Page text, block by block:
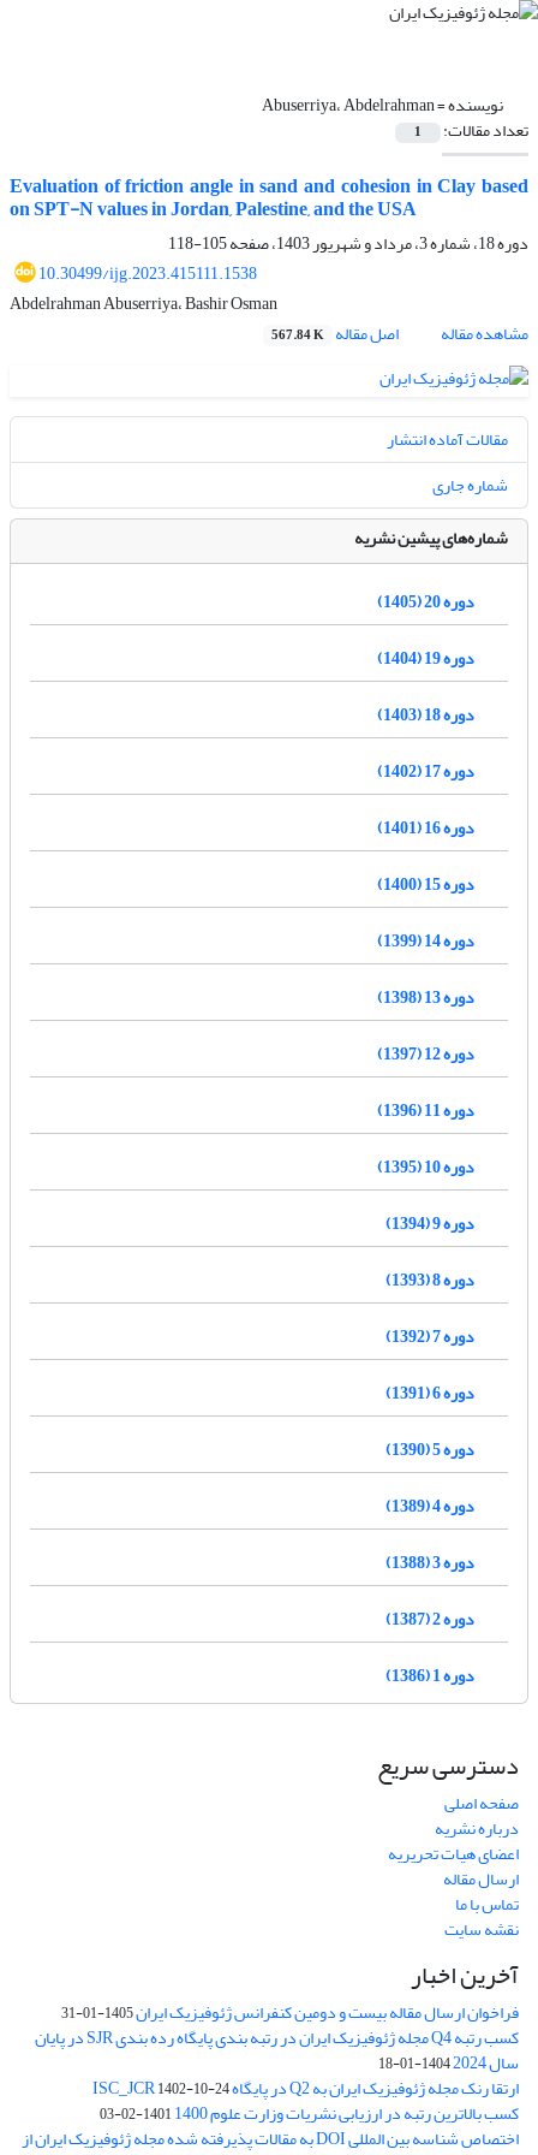
نویسنده =Abuserriya، Abdelrahman
تعداد مقالات: 1
Evaluation of friction angle in sand and cohesion in Clay based
on SPT-N values in Jordan, Palestine, and the USA
دوره 18، شماره 3، مرداد و شهریور 1403، صفحه
105-118
10.30499/ijg.2023.415111.1538
Abdelrahman Abuserriya، Bashir Osman
مشاهده مقاله
اصل مقاله 567.84 K
مقالات آماده انتشار
شماره جاری
شماره‌های پیشین نشریه
دوره 20 (1405)
دوره 19 (1404)
دوره 18 (1403)
دوره 17 (1402)
دوره 16 (1401)
دوره 15 (1400)
دوره 14 (1399)
دوره 13 (1398)
دوره 12 (1397)
دوره 11 (1396)
دوره 10 (1395)
دوره 9 (1394)
دوره 8 (1393)
دوره 7 (1392)
دوره 6 (1391)
دوره 5 (1390)
دوره 4 (1389)
دوره 3 (1388)
دوره 2 (1387)
دوره 1 (1386)
دسترسی سریع
صفحه اصلی
درباره نشریه
اعضای هیات تحریریه
ارسال مقاله
تماس با ما
نقشه سایت
آخرین اخبار
فراخوان ارسال مقاله بیست و دومین کنفرانس ژئوفیزیک ایران1405-01-31
کسب رتبه Q4 مجله ژئوفیزیک ایران در رتبه بندی پایگاه رده بندی SJR در پایان
سال 2024 1404-01-18
ارتقا رنک مجله ژئوفیزیک ایران به Q2 در پایگاه ISC_JCR 1402-10-24
کسب بالاترین رتبه در ارزیابی نشریات وزارت علوم 1400 1401-02-03
اختصاص شناسه بین المللی DOI به مقالات پذیرفته شده مجله ژئوفیزیک ایران از